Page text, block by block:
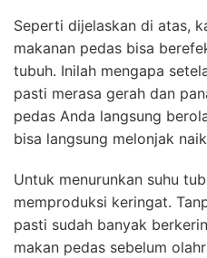
Seperti dijelaskan di atas,
makanan pedas bisa
tubuh. Inilah mengapa
pasti merasa gerah dan
pedas Anda langsung
bisa langsung melonjak
Untuk menurunkan suhu
memproduksi keringat.
pasti sudah banyak
makan pedas sebelum